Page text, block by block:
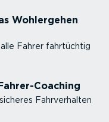
Wohlergehen
Fahrer fahrtüchtig
­Coa­ching
Fahrver­halten